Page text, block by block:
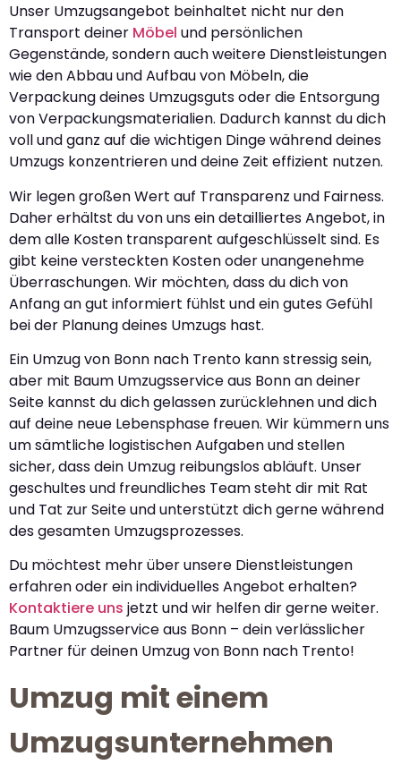
Unser Umzugsangebot beinhaltet nicht nur den
Transport deiner Möbel und persönlichen
Gegenstände, sondern auch weitere Dienstleistungen
wie den Abbau und Aufbau von Möbeln, die
Verpackung deines Umzugsguts oder die Entsorgung
von Verpackungsmaterialien. Dadurch kannst du dich
voll und ganz auf die wichtigen Dinge während deines
Umzugs konzentrieren und deine Zeit effizient nutzen.
Wir legen großen Wert auf Transparenz und Fairness.
Daher erhältst du von uns ein detailliertes Angebot, in
dem alle Kosten transparent aufgeschlüsselt sind. Es
gibt keine versteckten Kosten oder unangenehme
Überraschungen. Wir möchten, dass du dich von
Anfang an gut informiert fühlst und ein gutes Gefühl
bei der Planung deines Umzugs hast.
Ein Umzug von Bonn nach Trento kann stressig sein,
aber mit Baum Umzugsservice aus Bonn an deiner
Seite kannst du dich gelassen zurücklehnen und dich
auf deine neue Lebensphase freuen. Wir kümmern uns
um sämtliche logistischen Aufgaben und stellen
sicher, dass dein Umzug reibungslos abläuft. Unser
geschultes und freundliches Team steht dir mit Rat
und Tat zur Seite und unterstützt dich gerne während
des gesamten Umzugsprozesses.
Du möchtest mehr über unsere Dienstleistungen
erfahren oder ein individuelles Angebot erhalten?
Kontaktiere uns jetzt und wir helfen dir gerne weiter.
Baum Umzugsservice aus Bonn – dein verlässlicher
Partner für deinen Umzug von Bonn nach Trento!
Umzug mit einem
Umzugsunternehmen